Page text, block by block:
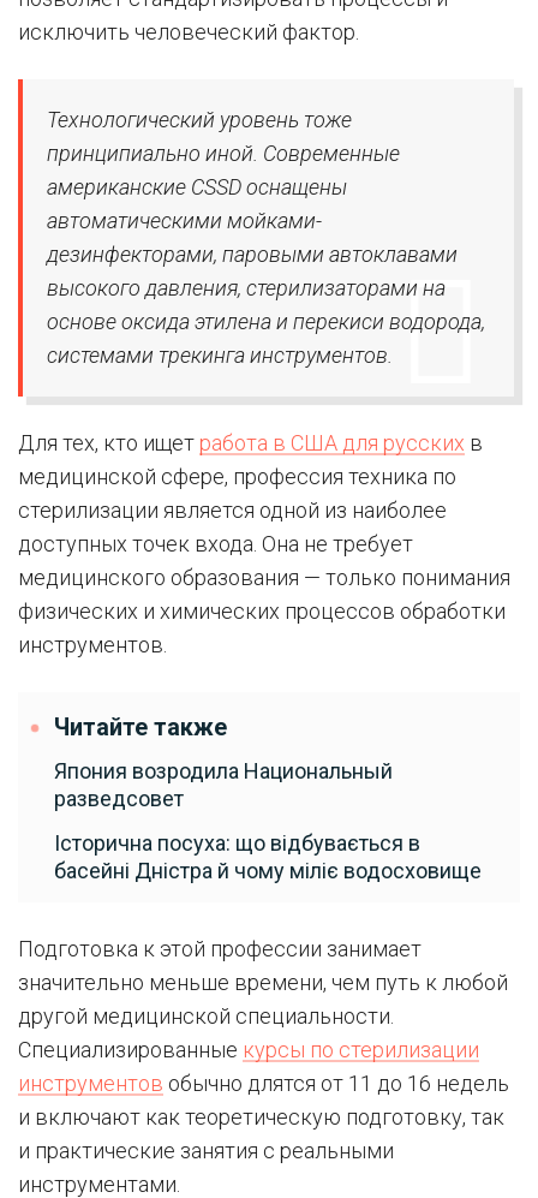
исключить человеческий фактор.
Технологический уровень тоже
принципиально иной. Современные
американские CSSD оснащены
автоматическими мойками-
дезинфекторами, паровыми автоклавами
высокого давления, стерилизаторами на
основе оксида этилена и перекиси водорода,
системами трекинга инструментов.
Для тех, кто ищет работа в США для русских в
медицинской сфере, профессия техника по
стерилизации является одной из наиболее
доступных точек входа. Она не требует
медицинского образования — только понимания
физических и химических процессов обработки
инструментов.
Читайте также
Япония возродила Национальный
разведсовет
Історична посуха: що відбувається в
басейні Дністра й чому міліє водосховище
Подготовка к этой профессии занимает
значительно меньше времени, чем путь к любой
другой медицинской специальности.
Специализированные курсы по стерилизации
инструментов обычно длятся от 11 до 16 недель
и включают как теоретическую подготовку, так
и практические занятия с реальными
инструментами.